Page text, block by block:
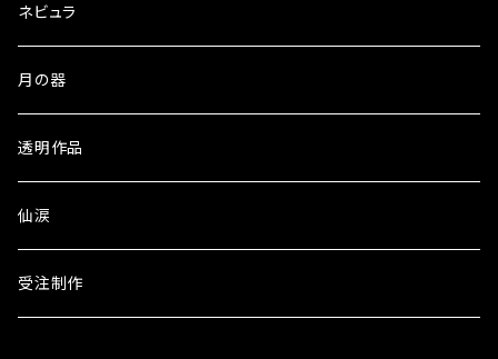
ネビュラ
月の器
透明作品
仙涙
受注制作